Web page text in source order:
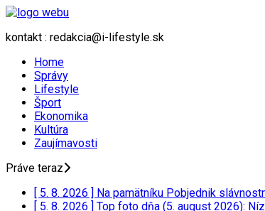
kontakt : redakcia@i-lifestyle.sk
Home
Správy
Lifestyle
Šport
Ekonomika
Kultúra
Zaujímavosti
Práve teraz
[ 5. 8. 2026 ] Na pamätníku Pobjednik
[ 5. 8. 2026 ] Top foto dňa (5. august 2026):